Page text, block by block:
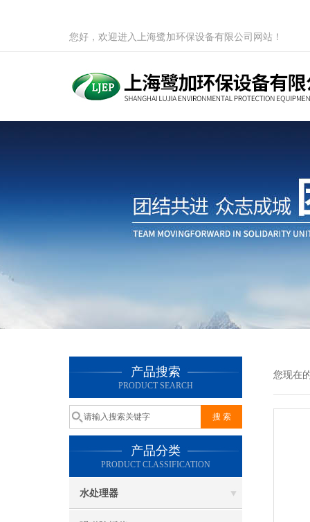
您好，欢迎进入上海鹭加环保设备有限公司网站！
产品搜索
PRODUCT SEARCH
产品分类
PRODUCT CLASSIFICATION
水处理器
您现在